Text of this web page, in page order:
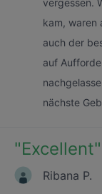
vergessen.
kam, waren
auch der
auf
nächste
"Excellent"
Ribana P.